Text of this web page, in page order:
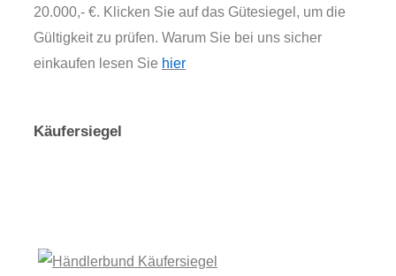
20.000,- €. Klicken Sie auf das Gütesiegel, um die
Gültigkeit zu prüfen. Warum Sie bei uns sicher
einkaufen lesen Sie hier
Käufersiegel